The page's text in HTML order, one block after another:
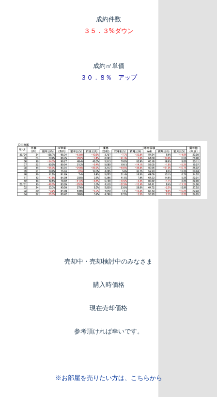
成約件数
３５．３%ダウン
成約㎡単価
３０．８％ アップ
売却中・売却検討中のみなさま
購入時価格
現在売却価格
参考頂ければ幸いです。
※お部屋を売りたい方は、こちらから